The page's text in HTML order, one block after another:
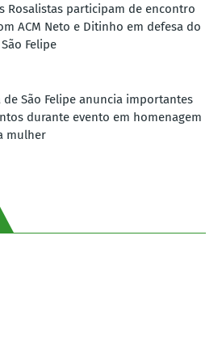
Rosalistas participam de encontro
ACM Neto e Ditinho em defesa do
Felipe
de São Felipe anuncia importantes
durante evento em homenagem
mulher